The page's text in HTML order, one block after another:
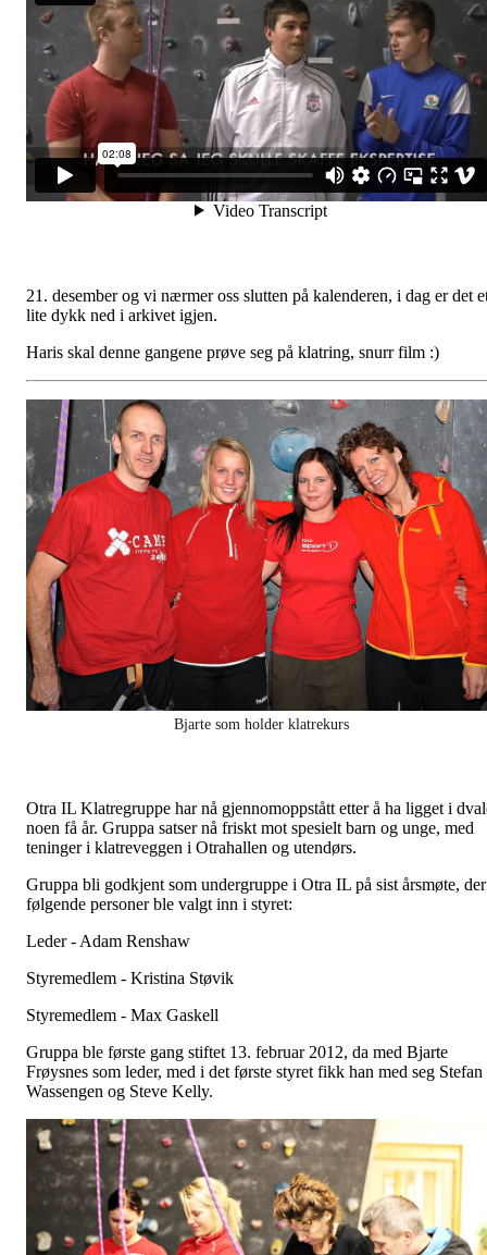
21. desember og vi nærmer oss slutten på kalenderen, i dag er det
lite dykk ned i arkivet igjen.
Haris skal denne gangene prøve seg på klatring, snurr film :)
Bjarte som holder klatrekurs
Otra IL Klatregruppe har nå gjennomoppstått etter å ha ligget i
noen få år. Gruppa satser nå friskt mot spesielt barn og unge, med
teninger i klatreveggen i Otrahallen og utendørs.
Gruppa bli godkjent som undergruppe i Otra IL på sist årsmøte, der
følgende personer ble valgt inn i styret:
Leder - Adam Renshaw
Styremedlem - Kristina Støvik
Styremedlem - Max Gaskell
Gruppa ble første gang stiftet 13. februar 2012, da med Bjarte
Frøysnes som leder, med i det første styret fikk han med seg Stefan
Wassengen og Steve Kelly.